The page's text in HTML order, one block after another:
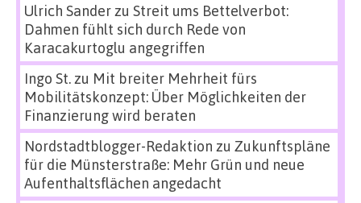
Ulrich Sanderzu Streit ums Bettelverbot:
Dahmen fühlt sich durch Rede von
Karacakurtoglu angegriffen
Ingo St.zu Mit breiter Mehrheit fürs
Mobilitätskonzept: Über Möglichkeiten der
Finanzierung wird beraten
Nordstadtblogger-Redaktion zu Zukunftspläne
für die Münsterstraße: Mehr Grün und neue
Aufenthaltsflächen angedacht